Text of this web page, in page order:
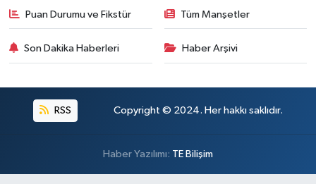
Puan Durumu ve Fikstür Tüm Manşetler
Son Dakika Haberleri Haber Arşivi
RSS Copyright © 2024. Her hakkı saklıdır.
Haber Yazılımı: TE Bilişim